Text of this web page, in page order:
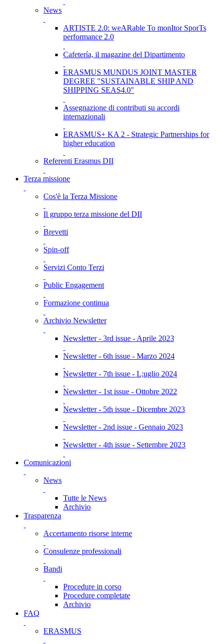
News
ARTISTE 2.0: weARable To monItor SporTs
performance 2.0
Cafetería, il magazine del Dipartimento
ERASMUS MUNDUS JOINT MASTER
DEGREE "SUSTAINABLE SHIP AND
SHIPPING SEAS4.0"
Assegnazione di contributi su accordi
internazionali
ERASMUS+ KA 2 - Strategic Partnerships for
higher education
Referenti Erasmus DII
Terza missione
Cos'è la Terza Missione
Il gruppo terza missione del DII
Brevetti
Spin-off
Servizi Conto Terzi
Public Engagement
Formazione continua
Archivio Newsletter
Newsletter - 3rd issue - Aprile 2023
Newsletter - 6th issue - Marzo 2024
Newsletter - 7th issue - L;uglio 2024
Newsletter - 1st issue - Ottobre 2022
Newsletter - 5th issue - Dicembre 2023
Newsletter - 2nd issue - Gennaio 2023
Newsletter - 4th issue - Settembre 2023
Comunicazioni
News
Tutte le News
Archivio
Trasparenza
Accertamento risorse interne
Consulenze professionali
Bandi
Procedure in corso
Procedure completate
Archivio
FAQ
ERASMUS